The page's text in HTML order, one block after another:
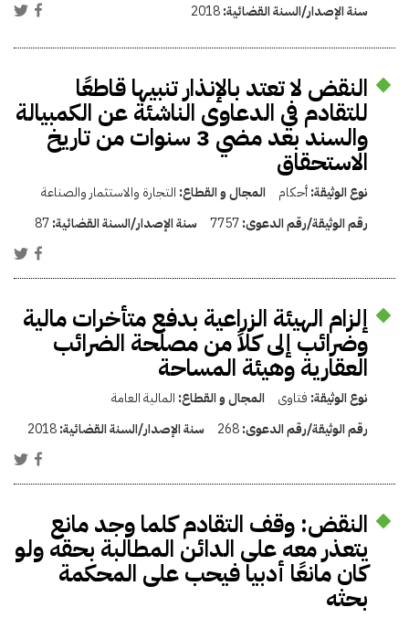
سنة الإصدار/السنة القضائية:2018
النقض لا تعتد بالإنذار تنبيها قاطعًا
للتقادم في الدعاوى الناشئة عن الكمبيالة
والسند بعد مضي 3 سنوات من تاريخ
الاستحقاق
نوع الوثيقة:أحكام المجال و القطاع: التجارة والاستثمار والصناعة
رقم الوثيقة/رقم الدعوى:7757 سنة الإصدار/السنة القضائية:87
إلزام الهيئة الزراعية بدفع متأخرات مالية
وضرائب إلى كلاً من مصلحة الضرائب
العقارية وهيئة المساحة
نوع الوثيقة: فتاوى المجال و القطاع: المالية العامة
رقم الوثيقة/رقم الدعوى:268 سنة الإصدار/السنة القضائية:2018
النقض: وقف التقادم كلما وجد مانع
يتعذر معه على الدائن المطالبة بحقه ولو
كان مانعًا أدبيا فيحب على المحكمة
بحثه